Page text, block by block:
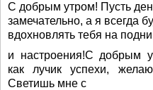
С добрым утром! Пусть
замечательно, а я всегда
вдохновлять тебя на
и настроения!С добрым
как лучик успехи,
Светишь мне с